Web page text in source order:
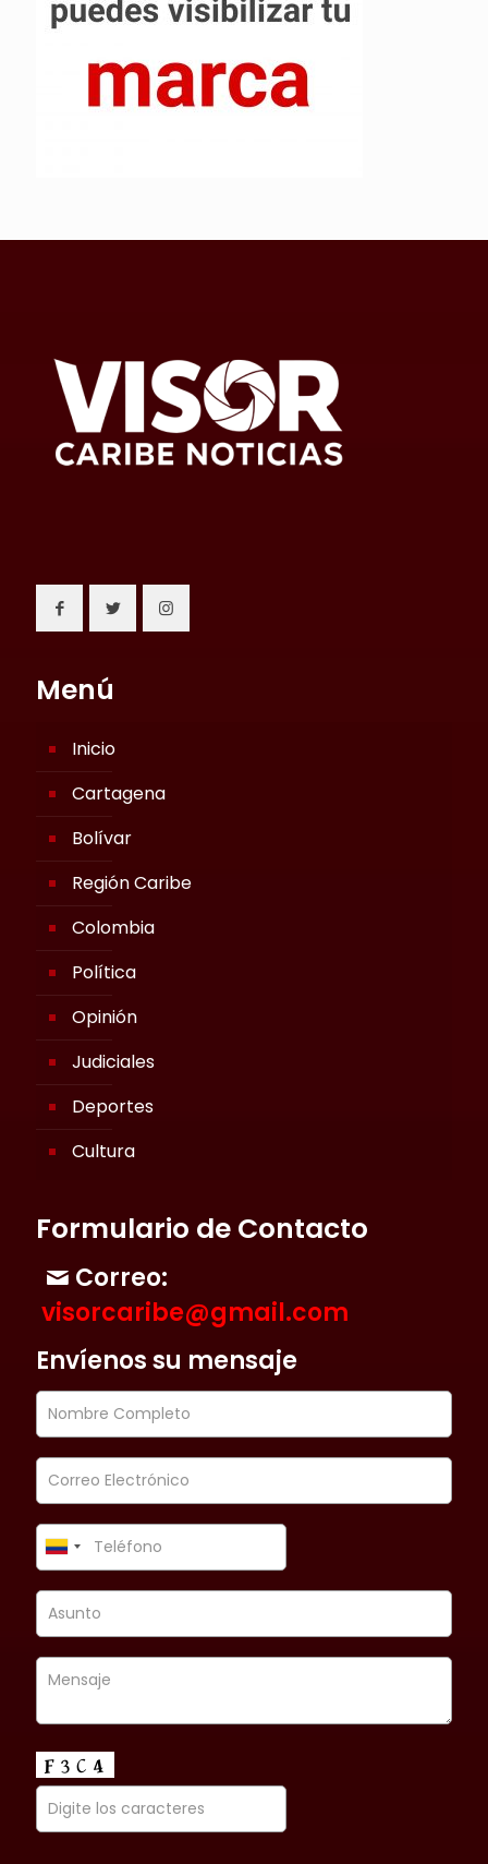
Menú
Inicio
Cartagena
Bolívar
Región Caribe
Colombia
Política
Opinión
Judiciales
Deportes
Cultura
Formulario de Contacto
Correo:
visorcaribe@gmail.com
Envíenos su mensaje